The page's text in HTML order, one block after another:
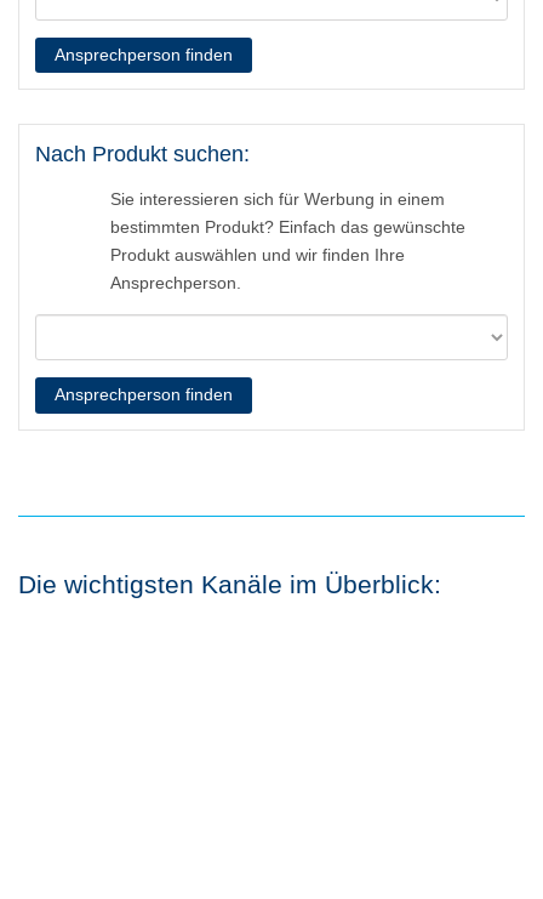
Ansprechperson finden
Nach Produkt suchen:
Sie interessieren sich für Werbung in einem
bestimmten Produkt? Einfach das gewünschte
Produkt auswählen und wir finden Ihre
Ansprechperson.
Ansprechperson finden
Die wichtigsten Kanäle im Überblick: